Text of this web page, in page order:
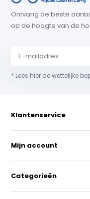
Ontvang de beste
op de hoogte van de
* Lees hier de wettelijke
Klantenservice
Mijn account
Categorieën